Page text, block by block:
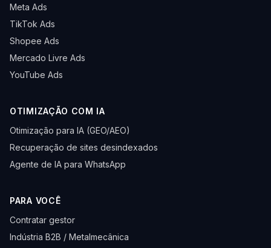
Meta Ads
TikTok Ads
Shopee Ads
Mercado Livre Ads
YouTube Ads
OTIMIZAÇÃO COM IA
Otimização para IA (GEO/AEO)
Recuperação de sites desindexados
Agente de IA para WhatsApp
PARA VOCÊ
Contratar gestor
Indústria B2B / Metalmecânica